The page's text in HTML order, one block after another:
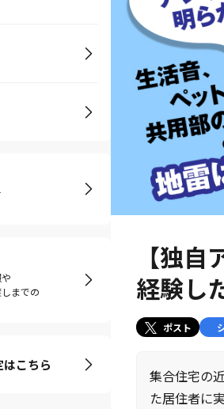
までの
こちら
【独
経験し
ポスト
集合住宅の
た居住者に